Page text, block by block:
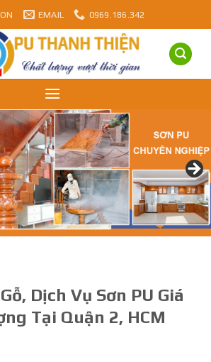
EMAIL 0969.186.342
Dịch Vụ Sơn PU Giá
Tại Quận 2, HCM